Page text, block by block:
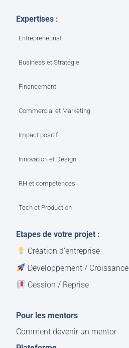
Expertises :
Entrepreneuriat
Business et Stratégie
Financement
Commercial et Marketing
Impact positif
Innovation et Design
RH et compétences
Tech et Production
Etapes de votre projet :
Création d’entreprise
Développement / Croissance
Cession / Reprise
Pour les mentors
Comment devenir un mentor